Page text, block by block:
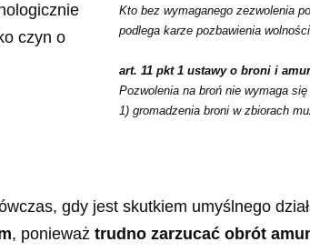
czyn o
Kto bez wymaganego zezwolenia
podlega karze pozbawienia
art. 11 pkt 1 ustawy o broni i
Pozwolenia na broń nie wymaga
1) gromadzenia broni w zbiorach
gdy jest skutkiem umyślnego
, ponieważ trudno zarzucać obrót